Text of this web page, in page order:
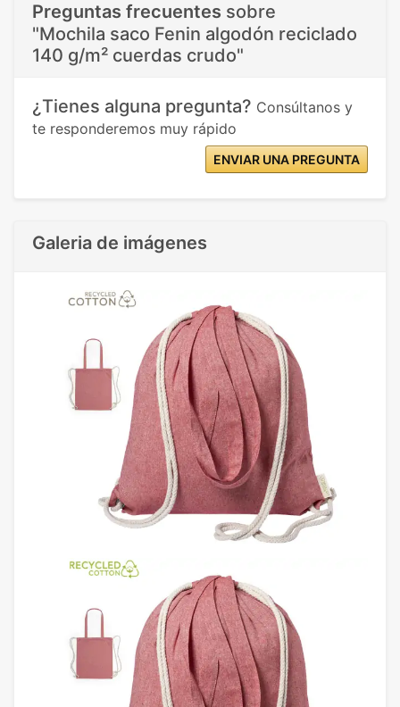
Preguntas frecuentes sobre
"Mochila saco Fenin algodón reciclado
140 g/m² cuerdas crudo"
¿Tienes alguna pregunta? Consúltanos y
te responderemos muy rápido
ENVIAR UNA PREGUNTA
Galeria de imágenes